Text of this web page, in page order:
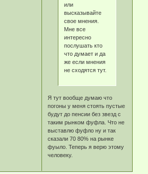
или
высказывайте
свое мнения.
Мне все
интересно
послушать кто
что думает и да
же если мнения
не сходятся тут.
Я тут вообще думаю что
погоны у меня стоять пустые
будут до пенсии без звезд с
таким рынком фуфла. Что не
выставлю фуфло ну и так
сказали 70 80% на рынке
фуыло. Теперь я верю этому
человеку.